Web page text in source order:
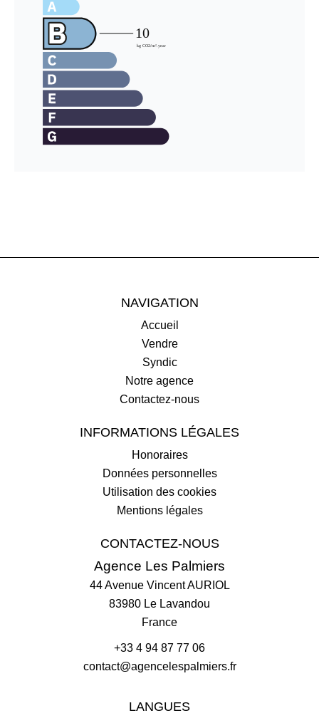
NAVIGATION
Accueil
Vendre
Syndic
Notre agence
Contactez-nous
INFORMATIONS LÉGALES
Honoraires
Données personnelles
Utilisation des cookies
Mentions légales
CONTACTEZ-NOUS
Agence Les Palmiers
44 Avenue Vincent AURIOL
83980 Le Lavandou
France
+33 4 94 87 77 06
contact@agencelespalmiers.fr
LANGUES